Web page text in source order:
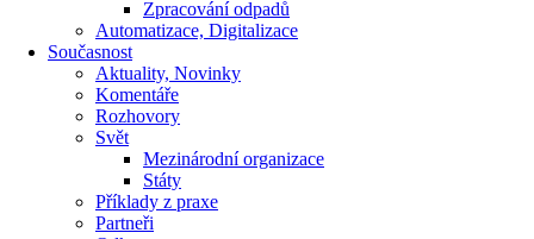
Zpracování odpadů
Automatizace, Digitalizace
Současnost
Aktuality, Novinky
Komentáře
Rozhovory
Svět
Mezinárodní organizace
Státy
Příklady z praxe
Partneři